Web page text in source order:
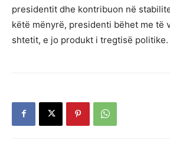
presidentit dhe kontribuon në
këtë mënyrë, presidenti bëhet me të
shtetit, e jo produkt i tregtisë politike.